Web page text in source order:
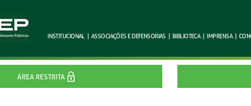
INSTITUCIONAL | ASSOCIAÇÕES EDEFENSORIAS | BIBLIOTECA | IMPRENSA |
ÁREA RESTRITA